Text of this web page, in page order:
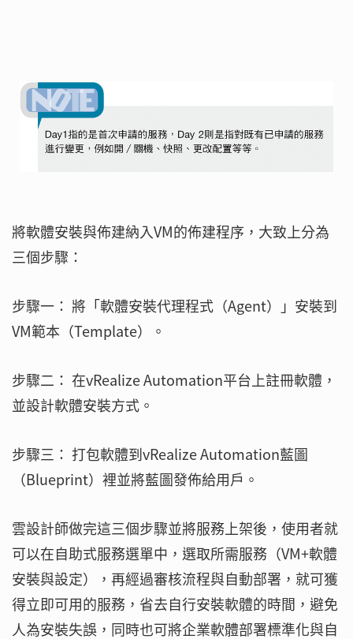
將軟體安裝與佈建納入VM的佈建程序，大致上分為
三個步驟：
步驟一： 將「軟體安裝代理程式（Agent）」安裝到
VM範本（Template）。
步驟二： 在vRealize Automation平台上註冊軟體，
並設計軟體安裝方式。
步驟三： 打包軟體到vRealize Automation藍圖
（Blueprint）裡並將藍圖發佈給用戶。
雲設計師做完這三個步驟並將服務上架後，使用者就
可以在自助式服務選單中，選取所需服務（VM+軟體
安裝與設定），再經過審核流程與自動部署，就可獲
得立即可用的服務，省去自行安裝軟體的時間，避免
人為安裝失誤，同時也可將企業軟體部署標準化與自